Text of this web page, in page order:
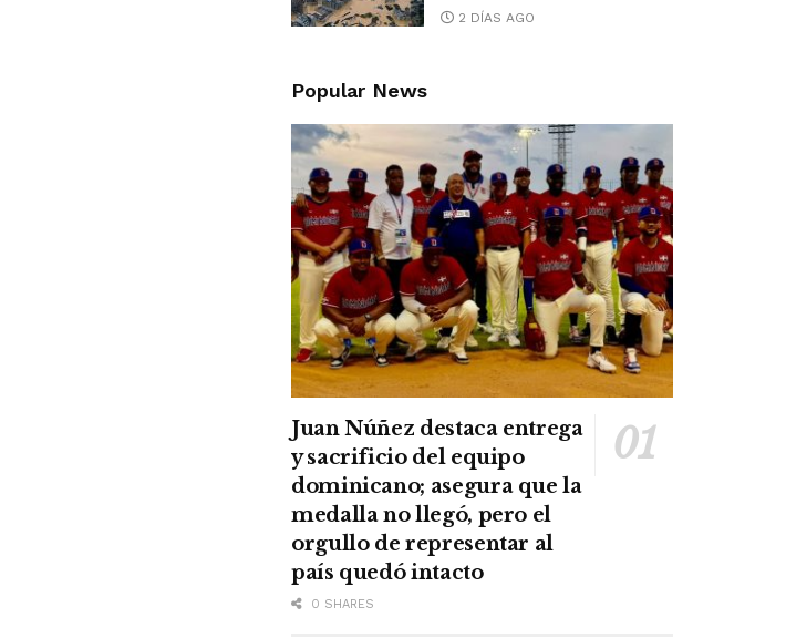
2 DÍAS AGO
Popular News
Juan Núñez destaca entrega
y sacrificio del equipo
dominicano; asegura que la
medalla no llegó, pero el
orgullo de representar al
país quedó intacto
0 SHARES